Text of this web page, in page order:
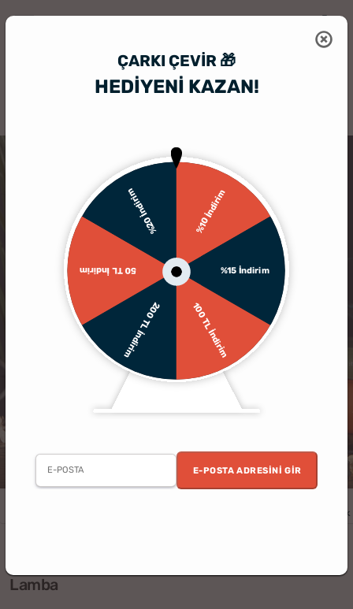
ÇARKI ÇEVIR 🎁
HEDİYENİ KAZAN!
%10 İndirim
%15 İndirim
100 TL İndirim
200 TL İndirim
50 TL İndirim
%20 İndirim
E-POSTA ADRESINI GIR
Hatıralık
Lamba